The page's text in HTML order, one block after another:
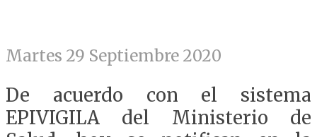
Martes 29 Septiembre 2020
De acuerdo con el sistema
EPIVIGILA del Ministerio de